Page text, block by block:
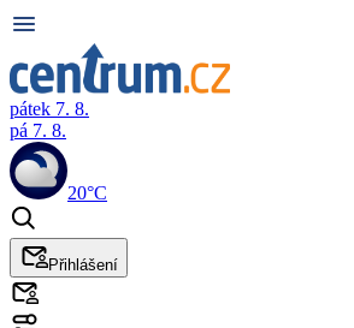
pátek 7. 8.
pá 7. 8.
20°C
Přihlášení